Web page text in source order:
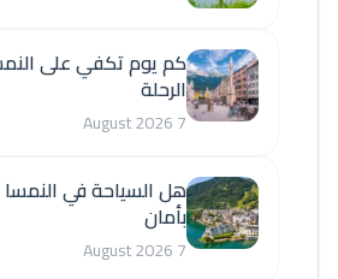
كم يوم تكفي على النمسا
الرحلة
7 August 2026
هل السياحة في النمسا
بأمان
7 August 2026